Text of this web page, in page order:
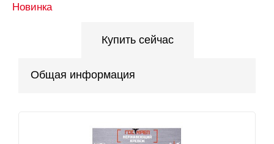
Новинка
Купить сейчас
Общая информация